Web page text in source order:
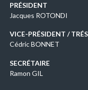
PRÉSIDENT
Jacques ROTONDI
VICE-PRÉSIDENT /
Cédric BONNET
SECRÉTAIRE
Ramon GIL